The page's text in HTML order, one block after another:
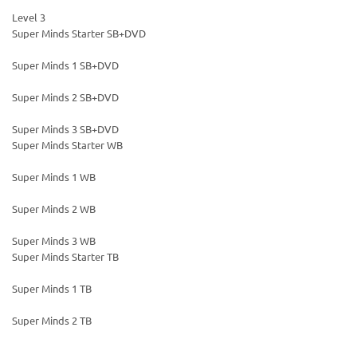
Level 3
Super Minds Starter SB+DVD
Super Minds 1 SB+DVD
Super Minds 2 SB+DVD
Super Minds 3 SB+DVD
Super Minds Starter WB
Super Minds 1 WB
Super Minds 2 WB
Super Minds 3 WB
Super Minds Starter TB
Super Minds 1 TB
Super Minds 2 TB